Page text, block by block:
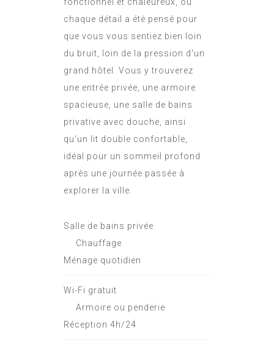
chaque détail a été pensé pour
que vous vous sentiez bien loin
du bruit, loin de la pression d'un
grand hôtel. Vous y trouverez
une entrée privée, une armoire
spacieuse, une salle de bains
privative avec douche, ainsi
qu'un lit double confortable,
idéal pour un sommeil profond
après une journée passée à
explorer la ville.
Salle de bains privée
Chauffage
Ménage quotidien
Wi-Fi gratuit
Armoire ou penderie
Réception 4h/24